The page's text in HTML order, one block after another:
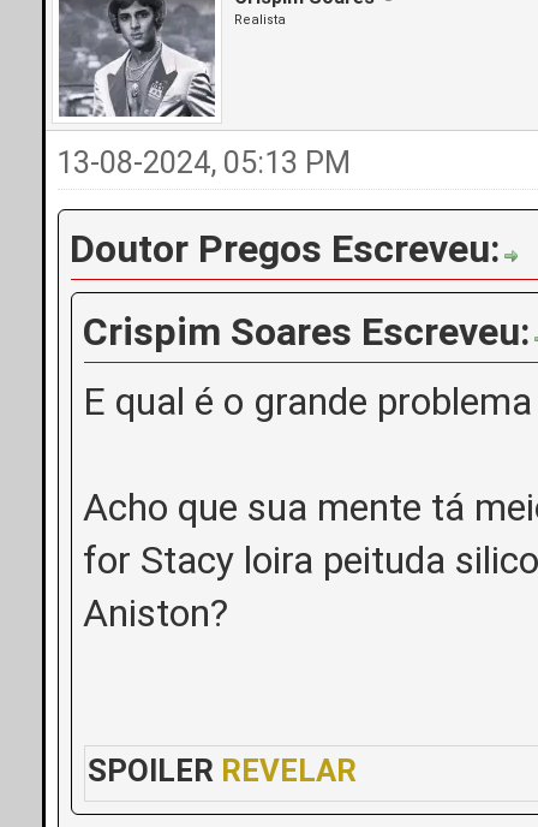
Realista
13-08-2024, 05:13 PM
Doutor Pregos Escreveu:
Crispim Soares Escreveu:
E qual é o grande
Acho que sua mente tá
for Stacy loira peituda
Aniston?
SPOILER REVELAR